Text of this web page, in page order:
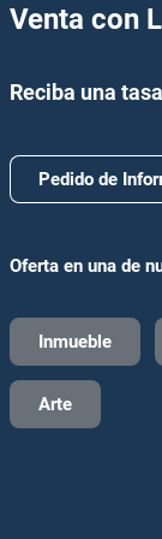
Venta con
Reciba una
Pedido de
Oferta en una de
Inmueble
Arte